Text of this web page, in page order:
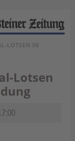
LOTSEN IN
Lotsen